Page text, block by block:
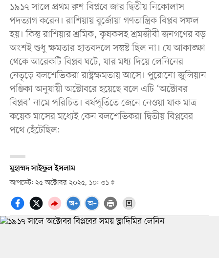
১৯১৭ সালে প্রথম রুশ বিপ্লবে জার দ্বিতীয় নিকোলাস
পদত্যাগ করেন। রাশিয়ায় বুর্জোয়া গণতান্ত্রিক বিপ্লব সফল
হয়। কিন্তু রাশিয়ার শ্রমিক, কৃষকসহ শ্রমজীবী জনগণের বড়
অংশই শুধু ক্ষমতার হাতবদলে সন্তুষ্ট ছিল না। যে আকাঙ্ক্ষা
থেকে আরেকটি বিপ্লব ঘটে, যার মধ্য দিয়ে লেনিনের
নেতৃত্বে বলশেভিকরা রাষ্ট্রক্ষমতায় আসে। পুরোনো জুলিয়ান
পঞ্জিকা অনুযায়ী অক্টোবরে হয়েছে বলে এটি ‘অক্টোবর
বিপ্লব’ নামে পরিচিত। বর্ষপূর্তিতে জেনে নেওয়া যাক মাত্র
কয়েক মাসের মধ্যেই কেন বলশেভিকরা দ্বিতীয় বিপ্লবের
পথে হেঁটেছিল:
মুহাম্মদ সাইফুল ইসলাম
আপডেট: ২৫ অক্টোবর ২০২৫, ১০: ৩১